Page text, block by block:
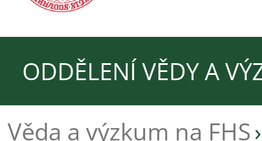
ODDĚLENÍ VĚDY A
Věda a výzkum na FHS